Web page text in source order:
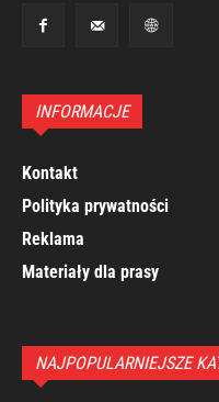
INFORMACJE
Kontakt
Polityka prywatności
Reklama
Materiały dla prasy
NAJPOPULARNIEJSZE